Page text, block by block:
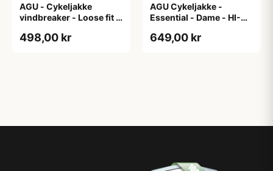
AGU - Cykeljakke
vindbreaker - Loose fit -
498,00 kr
AGU Cykeljakke -
Essential - Dame - HI-
649,00 kr